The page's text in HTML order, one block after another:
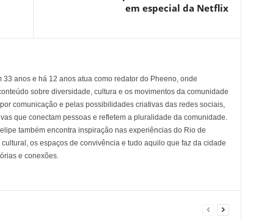
em especial da Netflix
33 anos e há 12 anos atua como redator do Pheeno, onde
sobre diversidade, cultura e os movimentos da comunidade
comunicação e pelas possibilidades criativas das redes sociais,
que conectam pessoas e refletem a pluralidade da comunidade.
também encontra inspiração nas experiências do Rio de
os espaços de convivência e tudo aquilo que faz da cidade
e conexões.